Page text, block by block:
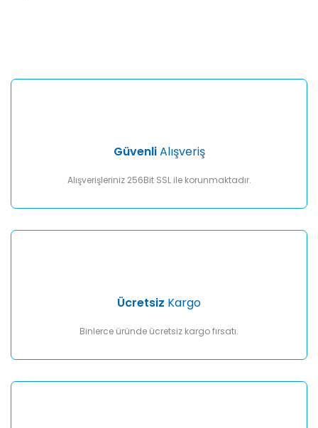
Yorum Yaz
Ürün fiyatı diğer sitelerden daha pahalı.
GüvenliAlışveriş
Alışverişleriniz 256Bit SSL ile korunmaktadır.
Ücretsiz Kargo
Binlerce üründe ücretsiz kargo fırsatı.